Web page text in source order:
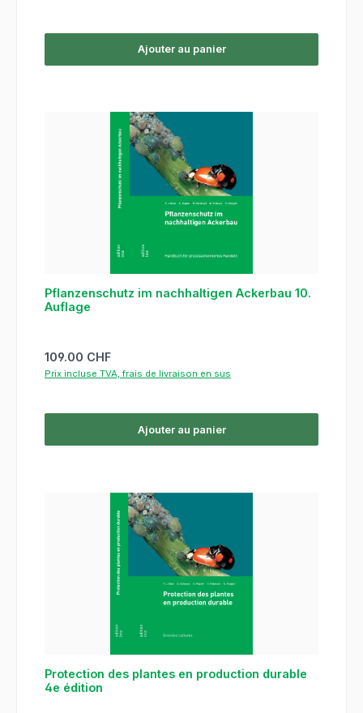
Ajouter au panier
Pflanzenschutz im nachhaltigen Ackerbau 10.
Auflage
Prix régulier :
109.00 CHF
Prix incluse TVA, frais de livraison en sus
Ajouter au panier
Protection des plantes en production durable
4e édition